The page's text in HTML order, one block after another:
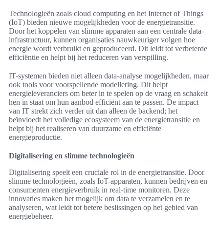
Technologieën zoals cloud computing en het Internet of Things
(IoT) bieden nieuwe mogelijkheden voor de energietransitie.
Door het koppelen van slimme apparaten aan een centrale data-
infrastructuur, kunnen organisaties nauwkeuriger volgen hoe
energie wordt verbruikt en geproduceerd. Dit leidt tot verbeterde
efficiëntie en helpt bij het reduceren van verspilling.
IT-systemen bieden niet alleen data-analyse mogelijkheden, maar
ook tools voor voorspellende modellering. Dit helpt
energieleveranciers om beter in te spelen op de vraag en schakelt
hen in staat om hun aanbod efficiënt aan te passen. De impact
van IT strekt zich verder uit dan alleen de backend; het
beïnvloedt het volledige ecosysteem van de energietransitie en
helpt bij het realiseren van duurzame en efficiënte
energieproductie.
Digitalisering en slimme technologieën
Digitalisering speelt een cruciale rol in de energietransitie. Door
slimme technologieën, zoals IoT-apparaten, kunnen bedrijven en
consumenten energieverbruik in real-time monitoren. Deze
innovaties maken het mogelijk om data te verzamelen en te
analyseren, wat leidt tot betere beslissingen op het gebied van
energiebeheer.